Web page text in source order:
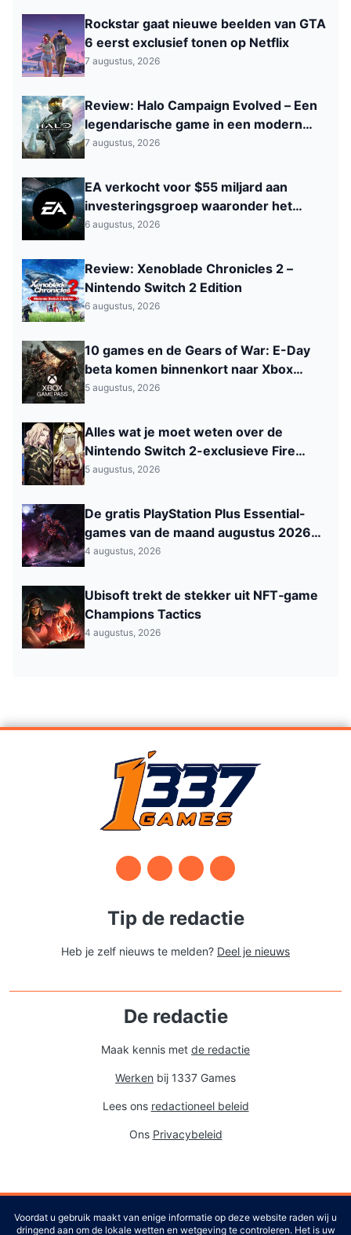
Rockstar gaat nieuwe beelden van GTA
6 eerst exclusief tonen op Netflix
7 augustus, 2026
Review: Halo Campaign Evolved – Een
legendarische game in een modern
jasje
7 augustus, 2026
EA verkocht voor $55 miljard aan
investeringsgroep waaronder het
Saoedi‑Arabisch PIF
6 augustus, 2026
Review: Xenoblade Chronicles 2 –
Nintendo Switch 2 Edition
6 augustus, 2026
10 games en de Gears of War: E-Day
beta komen binnenkort naar Xbox
Game Pass
5 augustus, 2026
Alles wat je moet weten over de
Nintendo Switch 2-exclusieve Fire
Emblem: Fortune’s Weave
5 augustus, 2026
De gratis PlayStation Plus Essential-
games van de maand augustus 2026
zijn nu beschikbaar
4 augustus, 2026
Ubisoft trekt de stekker uit NFT‑game
Champions Tactics
4 augustus, 2026
Tip de redactie
Heb je zelf nieuws te melden? Deel je nieuws
De redactie
Maak kennis met de redactie
Werken bij 1337 Games
Lees ons redactioneel beleid
Ons Privacybeleid
Voordat u gebruik maakt van enige informatie op deze website raden wij u
dringend aan om de lokale wetten en wetgeving te controleren. Het is uw